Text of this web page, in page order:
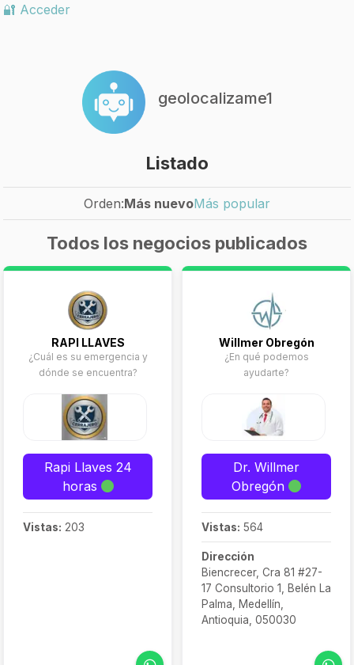
🔐 Acceder
geolocalizame1
Listado
Orden:Más nuevoMás popular
Todos los negocios publicados
RAPI LLAVES
¿Cuál es su emergencia y
dónde se encuentra?
Rapi Llaves 24
horas
Vistas: 203
Willmer Obregón
¿En qué podemos
ayudarte?
Dr. Willmer
Obregón
Vistas: 564
Dirección
Biencrecer, Cra 81 #27-
17 Consultorio 1, Belén La
Palma, Medellín,
Antioquia, 050030